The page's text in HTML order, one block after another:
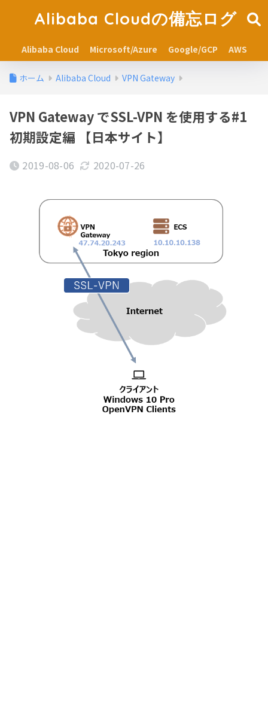
Alibaba Cloudの備忘ログ
Alibaba Cloud Microsoft/Azure Google/GCP AWS
ホーム Alibaba Cloud VPN Gateway
VPN Gateway でSSL-VPN を使用する#1
初期設定編 【日本サイト】
2019-08-06 2020-07-26